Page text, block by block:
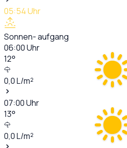
05:54Uhr
Sonnen- aufgang
06:00Uhr
12°
0,0L/m²
07:00Uhr
13°
0,0L/m²